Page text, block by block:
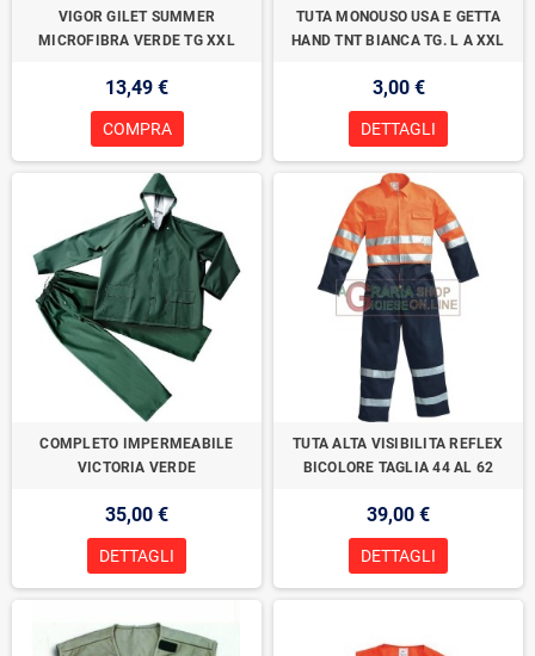
VIGOR GILET SUMMER
MICROFIBRA VERDE TG XXL
13,49 €
COMPRA
TUTA MONOUSO USA E GETTA
HAND TNT BIANCA TG. L A XXL
3,00 €
DETTAGLI
COMPLETO IMPERMEABILE
VICTORIA VERDE
35,00 €
DETTAGLI
TUTA ALTA VISIBILITA REFLEX
BICOLORE TAGLIA 44 AL 62
39,00 €
DETTAGLI